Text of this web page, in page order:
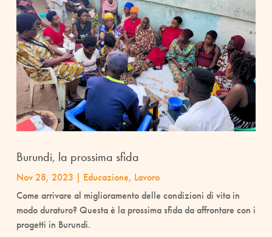
Burundi, la prossima sfida
Nov 28, 2023 | Educazione, Lavoro
Come arrivare al miglioramento delle condizioni di vita in
modo duraturo? Questa è la prossima sfida da affrontare con i
progetti in Burundi.